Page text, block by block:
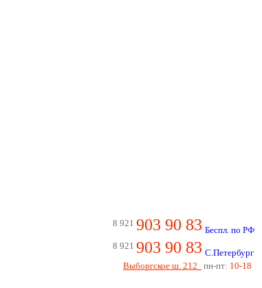
8 921 903 90 83 Беспл. по РФ
8 921 903 90 83 С.Петербург
Выборгское ш. 212
пн-пт: 10-18